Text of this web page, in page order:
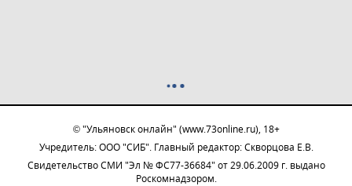
© "Ульяновск онлайн" (www.73online.ru), 18+
Учредитель: ООО "СИБ". Главный редактор: Скворцова Е.В.
Свидетельство СМИ "Эл № ФС77-36684" от 29.06.2009 г. выдано
Роскомнадзором.